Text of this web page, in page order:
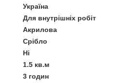
Україна
Для внутрішніх робіт
Акрилова
Срібло
Ні
1.5 кв.м
3 годин